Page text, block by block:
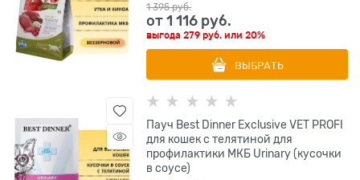
1 395 руб.
от1 116 руб.
выгода279 руб. или20%
ВЫБРАТЬ
Пауч Best Dinner Exclusive VET PROFI
для кошек с телятиной для
профилактики МКБ Urinary (кусочки
в соусе)